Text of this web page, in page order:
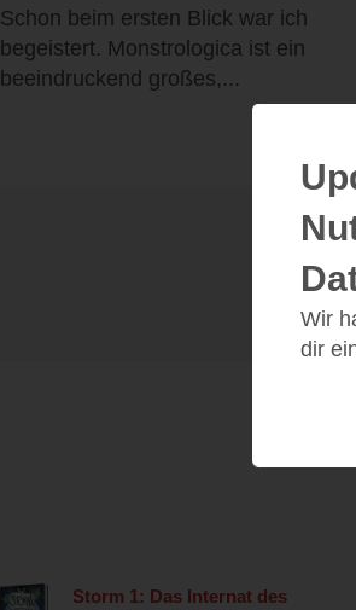
Schon beim ersten Blick war ich
begeistert. Monstrologica ist ein
beeindruckend großes,...
Storm 1: Das Internat des
Wir
dir